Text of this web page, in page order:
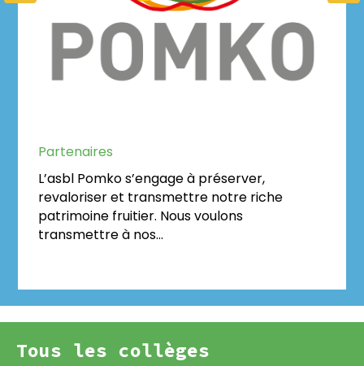
Partenaires
L’asbl Pomko s’engage à préserver,
revaloriser et transmettre notre riche
patrimoine fruitier. Nous voulons
transmettre à nos…
Tous les collèges